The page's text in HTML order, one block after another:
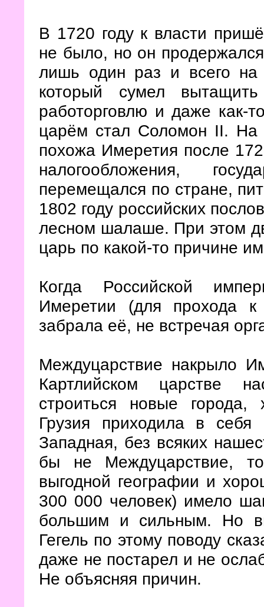
В 1720 году к власти
не было, но он
лишь один раз и всего
который сумел
работорговлю и даже как-
царём стал Соломон II. На
похожа Имеретия после
налогообложения,
перемещался по стране,
1802 году российских
лесном шалаше. При этом
царь по какой-то причине
Когда Российской
Имеретии (для прохода
забрала её, не встречая
Междуцарствие накрыло
Картлийском царстве
строиться новые
Грузия приходила в себя
Западная, без всяких
бы не Междуцарствие,
выгодной географии и
300 000 человек) имело
большим и сильным. Но
Гегель по этому поводу
даже не постарел и не
Не объясняя причин.